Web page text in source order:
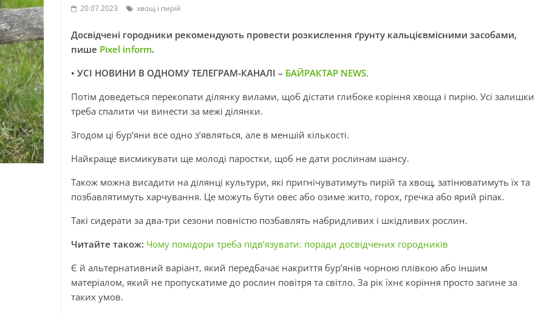
20.07.2023 хвощ і пирій
Досвідчені городники рекомендують провести розкислення ґрунту кальцієвмісними засобами,
пише Pixel inform.
• УСІ НОВИНИ В ОДНОМУ ТЕЛЕГРАМ-КАНАЛІ – БАЙРАКТАР NEWS.
Потім доведеться перекопати ділянку вилами, щоб дістати глибоке коріння хвоща і пирію. Усі залишки
треба спалити чи винести за межі ділянки.
Згодом ці бур’яни все одно з’являться, але в меншій кількості.
Найкраще висмикувати ще молоді паростки, щоб не дати рослинам шансу.
Також можна висадити на ділянці культури, які пригнічуватимуть пирій та хвощ, затінюватимуть їх та
позбавлятимуть харчування. Це можуть бути овес або озиме жито, горох, гречка або ярий ріпак.
Такі сидерати за два-три сезони повністю позбавлять набридливих і шкідливих рослин.
Читайте також: Чому помідори треба підв’язувати: поради досвідчених городників
Є й альтернативний варіант, який передбачає накриття бур’янів чорною плівкою або іншим
матеріалом, який не пропускатиме до рослин повітря та світло. За рік їхнє коріння просто загине за
таких умов.